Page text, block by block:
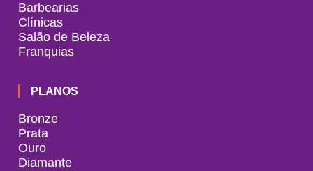
Barbearias
Clínicas
Salão de Beleza
Franquias
PLANOS
Bronze
Prata
Ouro
Diamante